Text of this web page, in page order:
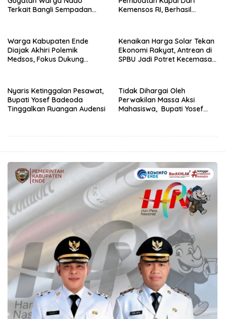
Terkait Bangli Sempadan
Kemensos RI, Berhasil
Warga Kabupaten Ende
Diajak Akhiri Polemik
Medsos, Fokus Dukung
Kenaikan Harga Solar Tekan
Ekonomi Rakyat, Antrean di
SPBU Jadi Potret Kecemasan
Nyaris Ketinggalan Pesawat,
Bupati Yosef Badeoda
Tinggalkan Ruangan Audensi
Tidak Dihargai Oleh
Perwakilan Massa Aksi
Mahasiswa, Bupati Yosef